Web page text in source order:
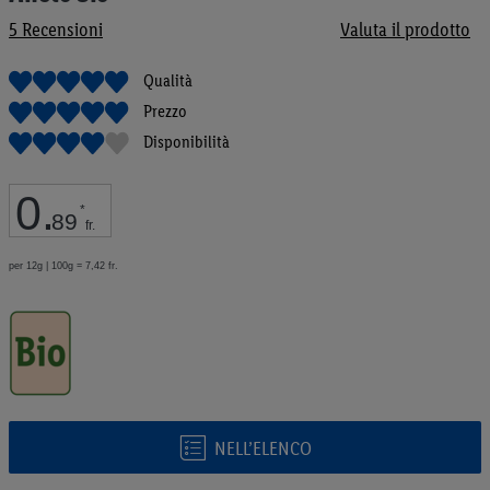
5 Recensioni Valuta il prodotto
Qualità
Prezzo
Disponibilità
0.89 *
fr.
per 12g | 100g = 7,42 fr.
NELL’ELENCO
di